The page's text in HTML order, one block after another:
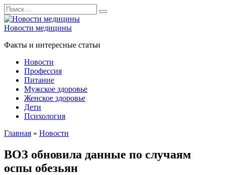
Перейти
к
содержанию
Search
for:
Новости медицины
Факты и интересные статьи
Новости
Профессия
Питание
Мужское здоровье
Женское здоровье
Дети
Психология
Главная » Новости
ВОЗ обновила данные по случаям
оспы обезьян